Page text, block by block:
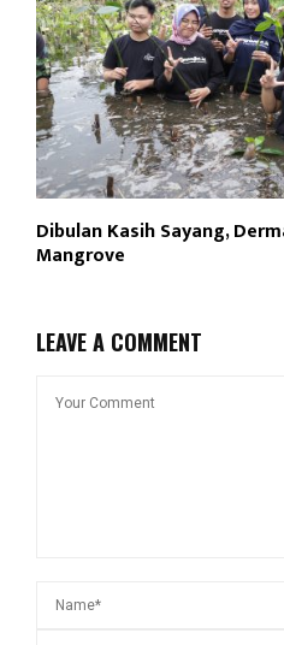
Dibulan Kasih Sayang,
Mangrove
LEAVE A COMMENT